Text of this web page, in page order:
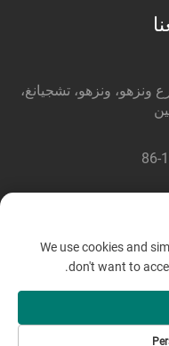
المبنى 4، رقم 827 شارع ونزهو، ونزهو، تشجيانغ،
حقوق النشر © 2025 بواسطة شركة Zhejiang Greenpower
We use cookies and
don't want to